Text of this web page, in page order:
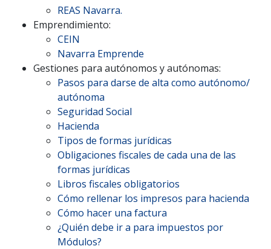
REAS Navarra.
Emprendimiento:
CEIN
Navarra Emprende
Gestiones para autónomos y autónomas:
Pasos para darse de alta como autónomo/
autónoma
Seguridad Social
Hacienda
Tipos de formas jurídicas
Obligaciones fiscales de cada una de las
formas jurídicas
Libros fiscales obligatorios
Cómo rellenar los impresos para hacienda
Cómo hacer una factura
¿Quién debe ir a para impuestos por
Módulos?